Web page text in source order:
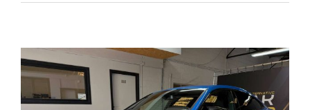
Benz
200
GLB
200
d